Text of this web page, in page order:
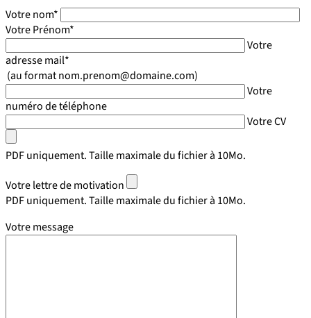
Votre nom*
Votre Prénom*
Votre
adresse mail*
(au format nom.prenom@domaine.com)
Votre
numéro de téléphone
Votre CV
PDF uniquement. Taille maximale du fichier à 10Mo.
Votre lettre de motivation
PDF uniquement. Taille maximale du fichier à 10Mo.
Votre message